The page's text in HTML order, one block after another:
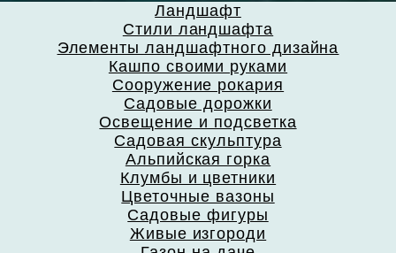
Ландшафт
Стили ландшафта
Элементы ландшафтного дизайна
Кашпо своими руками
Сооружение рокария
Садовые дорожки
Освещение и подсветка
Садовая скульптура
Альпийская горка
Клумбы и цветники
Цветочные вазоны
Садовые фигуры
Живые изгороди